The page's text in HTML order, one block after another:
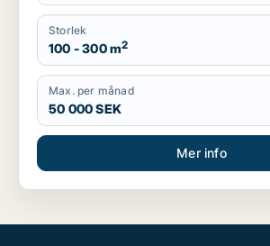
Storlek
100 - 300 m2
Max. per månad
50 000 SEK
Mer info